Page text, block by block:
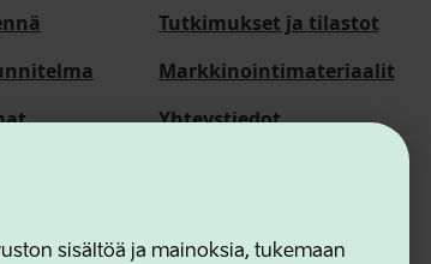
sisältöä ja mainoksia, tukemaan
Tutkimukset ja tilastot
Markkinointimateriaalit
Yhteystiedot